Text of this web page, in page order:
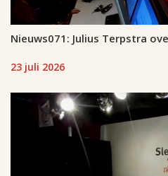
Nieuws071: Julius Terpstra
23 juli 2026